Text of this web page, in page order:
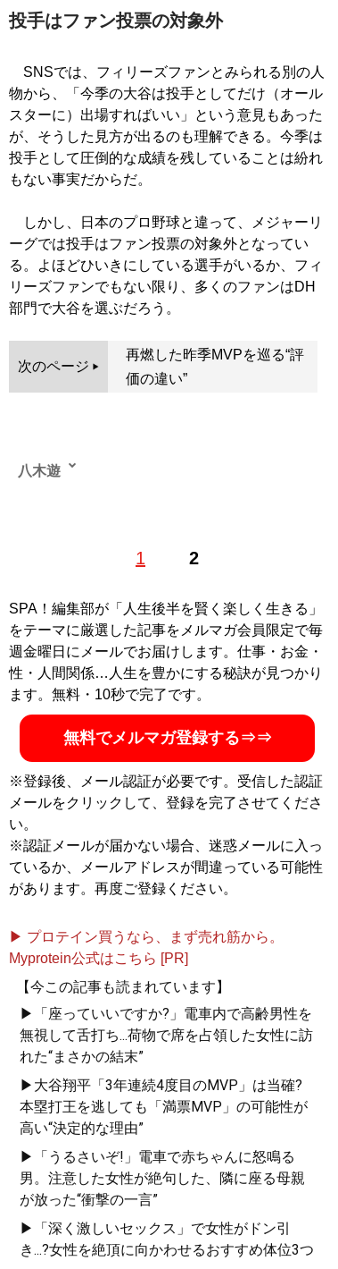
投手はファン投票の対象外
SNSでは、フィリーズファンとみられる別の人
物から、「今季の大谷は投手としてだけ（オール
スターに）出場すればいい」という意見もあった
が、そうした見方が出るのも理解できる。今季は
投手として圧倒的な成績を残していることは紛れ
もない事実だからだ。
しかし、日本のプロ野球と違って、メジャーリ
ーグでは投手はファン投票の対象外となってい
る。よほどひいきにしている選手がいるか、フィ
リーズファンでもない限り、多くのファンはDH
部門で大谷を選ぶだろう。
次のページ
再燃した昨季MVPを巡る“評
価の違い”
1 2
八木遊
茂英雄と同じ1995年に渡米。ヤンキース全盛期をアメリ
会社に就職。プロ野球、MLB、NFLの業務などに携わ
る。現在は、MLBを中心とした野球記事、および競馬情
報サイトにて競馬記事を執筆中。
記事一覧へ
SPA！編集部が「人生後半を賢く楽しく生きる」
をテーマに厳選した記事をメルマガ会員限定で毎
週金曜日にメールでお届けします。仕事・お金・
性・人間関係…人生を豊かにする秘訣が見つかり
ます。無料・10秒で完了です。
無料でメルマガ登録する⇒⇒
※登録後、メール認証が必要です。受信した認証
メールをクリックして、登録を完了させてくださ
い。
※認証メールが届かない場合、迷惑メールに入っ
ているか、メールアドレスが間違っている可能性
があります。再度ご登録ください。
▶ プロテイン買うなら、まず売れ筋から。
Myprotein公式はこちら [PR]
【今この記事も読まれています】
▶「座っていいですか?」電車内で高齢男性を
無視して舌打ち...荷物で席を占領した女性に訪
れた“まさかの結末”
▶大谷翔平「3年連続4度目のMVP」は当確?
本塁打王を逃しても「満票MVP」の可能性が
高い“決定的な理由”
▶「うるさいぞ!」電車で赤ちゃんに怒鳴る
男。注意した女性が絶句した、隣に座る母親
が放った“衝撃の一言”
▶「深く激しいセックス」で女性がドン引
き...?女性を絶頂に向かわせるおすすめ体位3つ